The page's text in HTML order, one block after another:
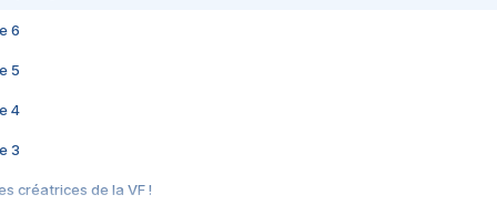
6
5
4
3
créatrices de la VF !